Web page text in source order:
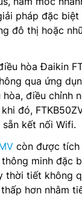
pháp đặc
đô thị hoặc
hòa Đaikin
qua ứng
điều chỉnh
đó,
kết nối Wifi.
còn được tích
minh đặc
thời tiết không
hơn nhằm